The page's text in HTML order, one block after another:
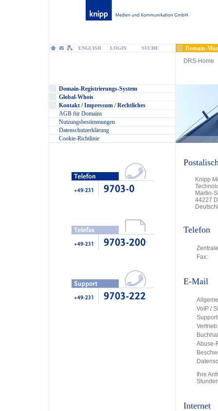
ENGLISH LOGIN SUCHE
Domain-
DRS-Home
Domain-Registrierungs-System
Global-Whois
Kontakt / Impressum / Rechtliches
AGB für Domains
Nutzungsbestimmungen
Datenschutzerklärung
Cookie-Richtlinie
Knipp
Martin-
44227
Telefon
Fax:
E-Mail
VoIP /
Vertrieb:
Abuse-
Ihre
Internet